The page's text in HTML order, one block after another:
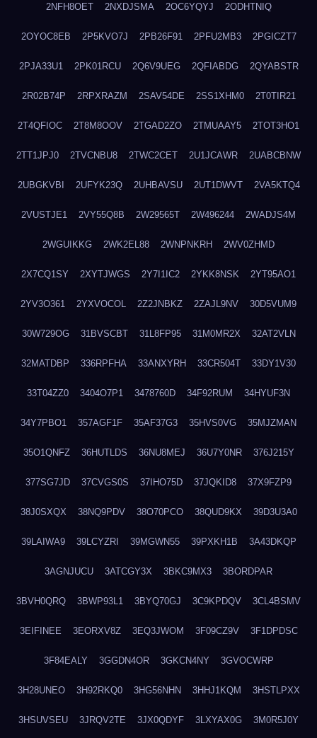
2NFH8OET 2NXDJSMA 2OC6YQYJ 2ODHTNIQ
2OYOC8EB 2P5KVO7J 2PB26F91 2PFU2MB3 2PGICZT7
2PJA33U1 2PK01RCU 2Q6V9UEG 2QFIABDG 2QYABSTR
2R02B74P 2RPXRAZM 2SAV54DE 2SS1XHM0 2T0TIR21
2T4QFIOC 2T8M8OOV 2TGAD2ZO 2TMUAAY5 2TOT3HO1
2TT1JPJ0 2TVCNBU8 2TWC2CET 2U1JCAWR 2UABCBNW
2UBGKVBI 2UFYK23Q 2UHBAVSU 2UT1DWVT 2VA5KTQ4
2VUSTJE1 2VY55Q8B 2W29565T 2W496244 2WADJS4M
2WGUIKKG 2WK2EL88 2WNPNKRH 2WV0ZHMD
2X7CQ1SY 2XYTJWGS 2Y7I1IC2 2YKK8NSK 2YT95AO1
2YV3O361 2YXVOCOL 2Z2JNBKZ 2ZAJL9NV 30D5VUM9
30W729OG 31BVSCBT 31L8FP95 31M0MR2X 32AT2VLN
32MATDBP 336RPFHA 33ANXYRH 33CR504T 33DY1V30
33T04ZZ0 3404O7P1 3478760D 34F92RUM 34HYUF3N
34Y7PBO1 357AGF1F 35AF37G3 35HVS0VG 35MJZMAN
35O1QNFZ 36HUTLDS 36NU8MEJ 36U7Y0NR 376J215Y
377SG7JD 37CVGS0S 37IHO75D 37JQKID8 37X9FZP9
38J0SXQX 38NQ9PDV 38O70PCO 38QUD9KX 39D3U3A0
39LAIWA9 39LCYZRI 39MGWN55 39PXKH1B 3A43DKQP
3AGNJUCU 3ATCGY3X 3BKC9MX3 3BORDPAR
3BVH0QRQ 3BWP93L1 3BYQ70GJ 3C9KPDQV 3CL4BSMV
3EIFINEE 3EORXV8Z 3EQ3JWOM 3F09CZ9V 3F1DPDSC
3F84EALY 3GGDN4OR 3GKCN4NY 3GVOCWRP
3H28UNEO 3H92RKQ0 3HG56NHN 3HHJ1KQM 3HSTLPXX
3HSUVSEU 3JRQV2TE 3JX0QDYF 3LXYAX0G 3M0R5J0Y